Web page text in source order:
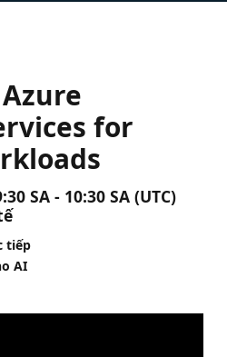
for
SA - 10:30 SA (UTC)
tiếp
AI